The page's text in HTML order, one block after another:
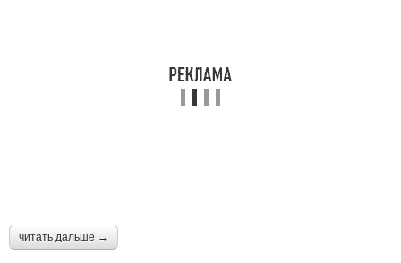
читать дальше →